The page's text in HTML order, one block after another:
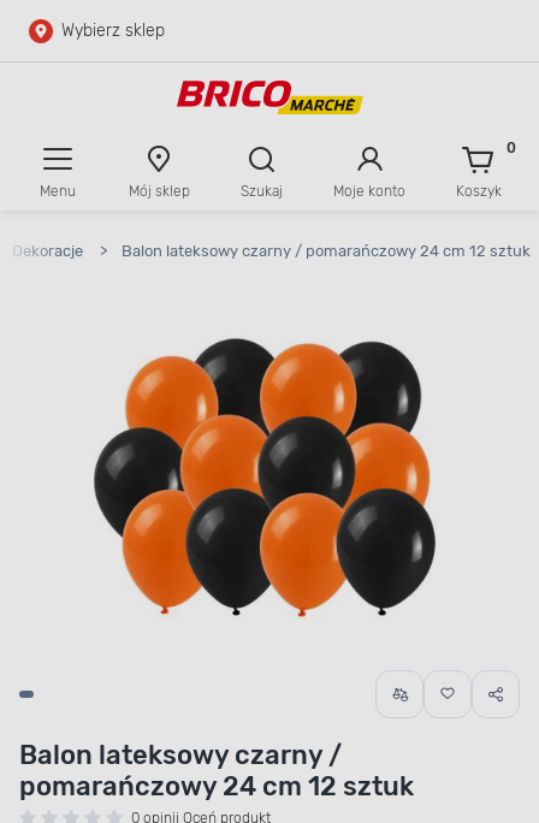
Przejdź do głównej zawartości
Wybierz sklep
Menu Mój sklep Szukaj Moje konto Koszyk
0
Dekoracje > Balon lateksowy czarny / pomarańczowy 24 cm 12 sztuk
Balon lateksowy czarny /
pomarańczowy 24 cm 12 sztuk
0 opinii Oceń produkt